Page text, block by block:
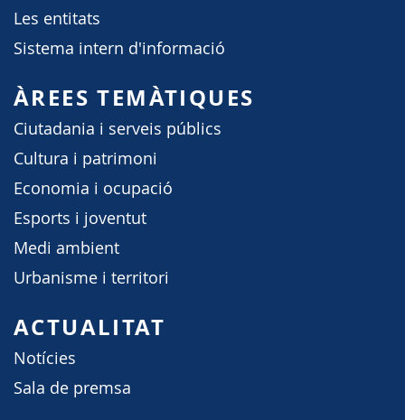
Les entitats
Sistema intern d'informació
ÀREES TEMÀTIQUES
Ciutadania i serveis públics
Cultura i patrimoni
Economia i ocupació
Esports i joventut
Medi ambient
Urbanisme i territori
ACTUALITAT
Notícies
Sala de premsa